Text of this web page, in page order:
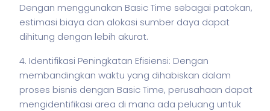
Dengan menggunakan Basic Time sebagai patokan,
estimasi biaya dan alokasi sumber daya dapat
dihitung dengan lebih akurat.
4. Identifikasi Peningkatan Efisiensi: Dengan
membandingkan waktu yang dihabiskan dalam
proses bisnis dengan Basic Time, perusahaan dapat
mengidentifikasi area di mana ada peluang untuk